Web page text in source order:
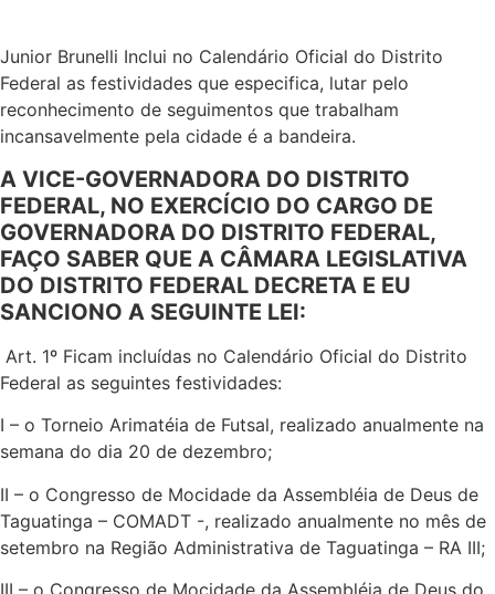
Junior Brunelli Inclui no Calendário Oficial do Distrito
Federal as festividades que especifica, lutar pelo
reconhecimento de seguimentos que trabalham
incansavelmente pela cidade é a bandeira.
A VICE-GOVERNADORA DO DISTRITO
FEDERAL, NO EXERCÍCIO DO CARGO DE
GOVERNADORA DO DISTRITO FEDERAL,
FAÇO SABER QUE A CÂMARA LEGISLATIVA
DO DISTRITO FEDERAL DECRETA E EU
SANCIONO A SEGUINTE LEI:
Art. 1º Ficam incluídas no Calendário Oficial do Distrito
Federal as seguintes festividades:
I – o Torneio Arimatéia de Futsal, realizado anualmente na
semana do dia 20 de dezembro;
II – o Congresso de Mocidade da Assembléia de Deus de
Taguatinga – COMADT -, realizado anualmente no mês de
setembro na Região Administrativa de Taguatinga – RA III;
III – o Congresso de Mocidade da Assembléia de Deus do